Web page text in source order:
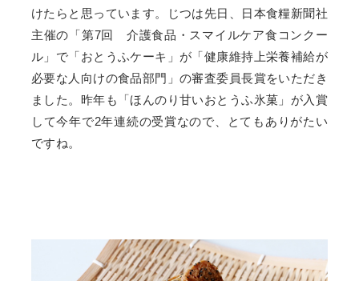
けたらと思っています。じつは先日、日本食糧新聞社
主催の「第7回 介護食品・スマイルケア食コンクー
ル」で「おとうふケーキ」が「健康維持上栄養補給が
必要な人向けの食品部門」の審査委員長賞をいただき
ました。昨年も「ほんのり甘いおとうふ氷菓」が入賞
して今年で2年連続の受賞なので、とてもありがたい
ですね。